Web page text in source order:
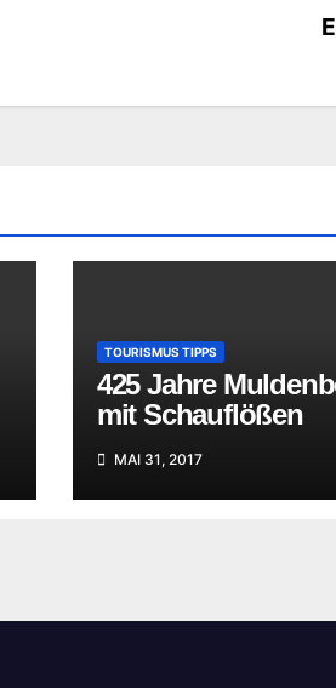
TOURISMUS TIPPS
425 Jahre
mit Schauflößen
MAI 31, 2017